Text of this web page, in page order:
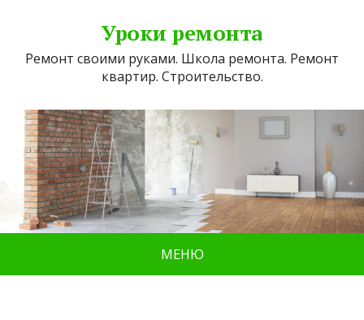
Уроки ремонта
Ремонт своими руками. Школа ремонта. Ремонт
квартир. Строительство.
МЕНЮ